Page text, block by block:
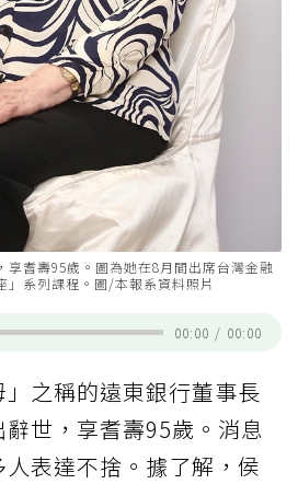
享耆壽95歲。圖為她在8月間出席台灣金融
」系列課程。圖/本報系資料照片
00:00 / 00:00
之稱的遠東銀行董事長
世，享耆壽95歲。消息
表達不捨。據了解，侯